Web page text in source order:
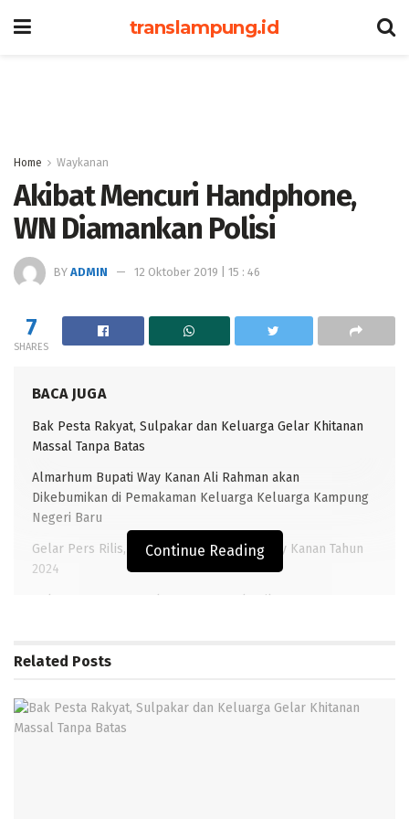
translampung.id
Home Waykanan
Akibat Mencuri Handphone,
WN Diamankan Polisi
BY ADMIN 12 Oktober 2019 | 15 : 46
7
SHARES
BACA JUGA
Bak Pesta Rakyat, Sulpakar dan Keluarga Gelar Khitanan
Massal Tanpa Batas
Almarhum Bupati Way Kanan Ali Rahman akan
Dikebumikan di Pemakaman Keluarga Keluarga Kampung
Negeri Baru
Gelar Pers Rilis, Berikut Capaian BNNK Way Kanan Tahun
2024
Polres Way Kanan gelar upacara pelantikan Kasat
mencuri handphone android milik Ari Yohanes,,WN
(15) warga Kampung Bumi Agung Kecamatan Bumi
Continue Reading
Related Posts